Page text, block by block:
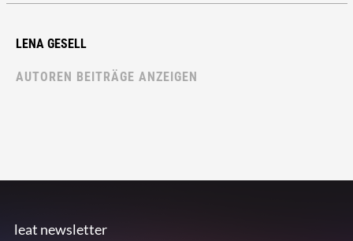
LENA GESELL
AUTOREN BEITRÄGE ANZEIGEN
leat newsletter